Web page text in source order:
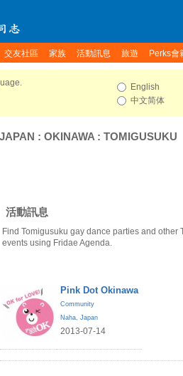
交友社區 家族 活動訊息 旅遊 Perks會
English
中文简体
JAPAN : OKINAWA : TOMIGUSUKU
活動訊息
Find Tomigusuku gay dance parties and other
events using Fridae Agenda.
Pink Dot Okinawa
Community
Naha, Japan
2013-07-14